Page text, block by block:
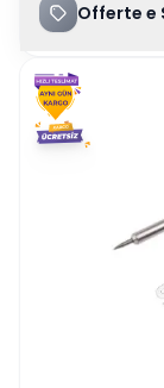
Offerte e